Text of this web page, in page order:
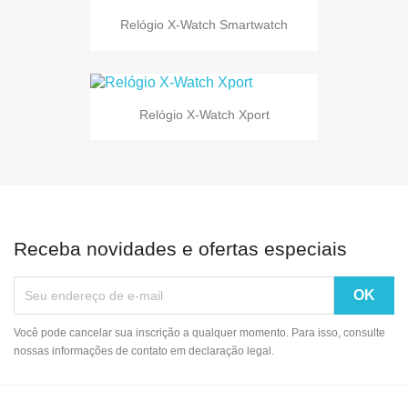
Relógio X-Watch Smartwatch
Relógio X-Watch Xport
Receba novidades e ofertas especiais
Você pode cancelar sua inscrição a qualquer momento. Para isso, consulte
nossas informações de contato em declaração legal.